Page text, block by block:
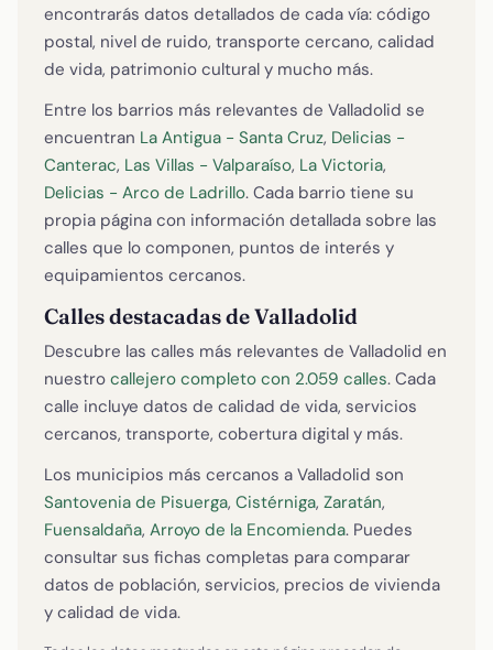
encontrarás datos detallados de cada vía: código
postal, nivel de ruido, transporte cercano, calidad
de vida, patrimonio cultural y mucho más.
Entre los barrios más relevantes de Valladolid se
encuentran La Antigua - Santa Cruz, Delicias -
Canterac, Las Villas - Valparaíso, La Victoria,
Delicias - Arco de Ladrillo. Cada barrio tiene su
propia página con información detallada sobre las
calles que lo componen, puntos de interés y
equipamientos cercanos.
Calles destacadas de Valladolid
Descubre las calles más relevantes de Valladolid en
nuestro callejero completo con 2.059 calles. Cada
calle incluye datos de calidad de vida, servicios
cercanos, transporte, cobertura digital y más.
Los municipios más cercanos a Valladolid son
Santovenia de Pisuerga, Cistérniga, Zaratán,
Fuensaldaña, Arroyo de la Encomienda. Puedes
consultar sus fichas completas para comparar
datos de población, servicios, precios de vivienda
y calidad de vida.